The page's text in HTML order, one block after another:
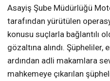
Asayiş Şube Müdürlüğü
tarafından yürütülen
konusu suçlarla bağlantılı
gözaltına alındı.
ardından adli makamlara
mahkemeye çıkarılan